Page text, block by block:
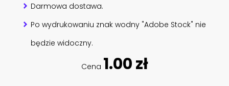
Darmowa dostawa.
Po wydrukowaniu znak wodny "Adobe Stock" nie
będzie widoczny.
Cena 1.00 zł